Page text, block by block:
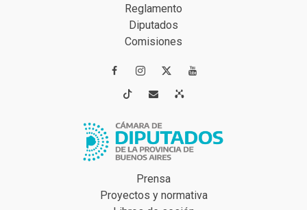
Reglamento
Diputados
Comisiones
 
 
Prensa
Proyectos y normativa